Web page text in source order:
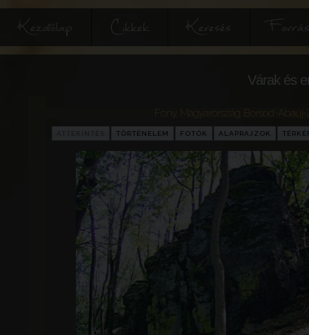
Kezdőlap Cikkek Keresés
Várak és
Magyarország Borsod-
TÖRTÉNELEM FOTÓK ALAPRAJZOK